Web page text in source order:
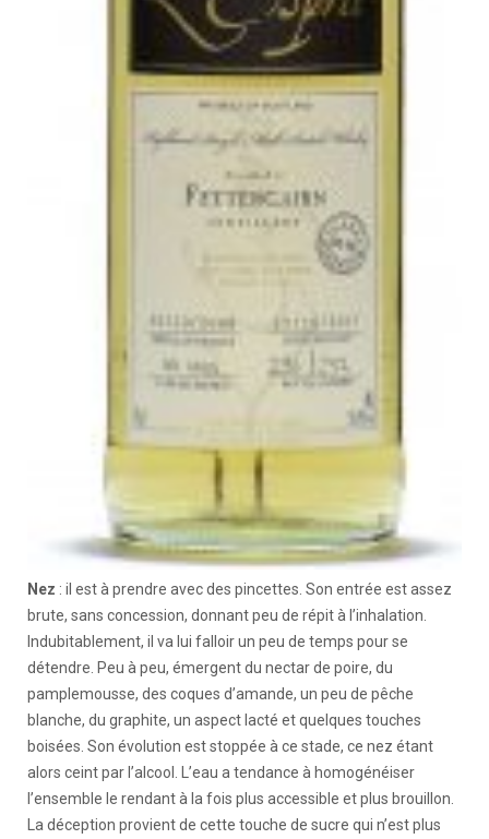
Nez : il est à prendre avec des pincettes. Son entrée est assez
brute, sans concession, donnant peu de répit à l’inhalation.
Indubitablement, il va lui falloir un peu de temps pour se
détendre. Peu à peu, émergent du nectar de poire, du
pamplemousse, des coques d’amande, un peu de pêche
blanche, du graphite, un aspect lacté et quelques touches
boisées. Son évolution est stoppée à ce stade, ce nez étant
alors ceint par l’alcool. L’eau a tendance à homogénéiser
l’ensemble le rendant à la fois plus accessible et plus brouillon.
La déception provient de cette touche de sucre qui n’est plus